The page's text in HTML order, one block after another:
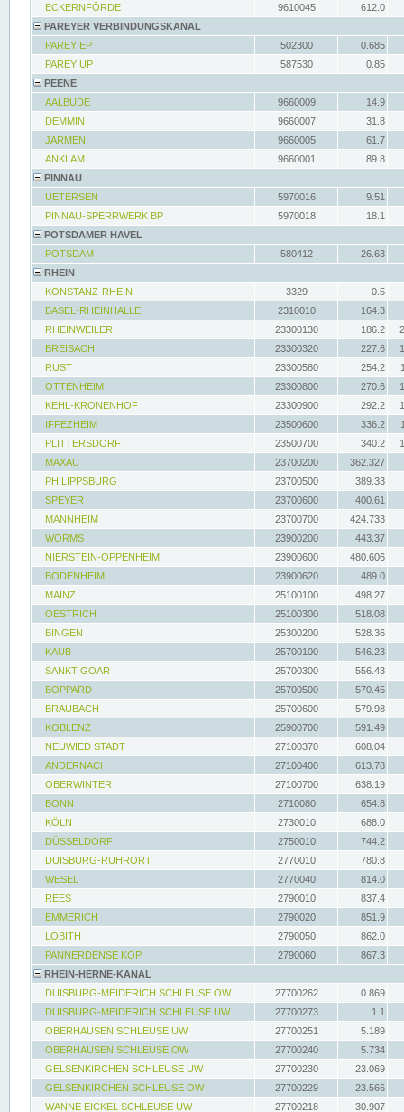
ECKERNFÖRDE
9610045
612.0
PAREYER VERBINDUNGSKANAL
PAREY EP
502300
0.685
PAREY UP
587530
0.85
PEENE
AALBUDE
9660009
14.9
DEMMIN
9660007
31.8
JARMEN
9660005
61.7
ANKLAM
9660001
89.8
PINNAU
UETERSEN
5970016
9.51
PINNAU-SPERRWERK BP
5970018
18.1
POTSDAMER HAVEL
POTSDAM
580412
26.63
RHEIN
KONSTANZ-RHEIN
3329
0.5
BASEL-RHEINHALLE
2310010
164.3
RHEINWEILER
23300130 186.2
BREISACH
23300320 227.6
RUST
23300580 254.2
OTTENHEIM
23300800 270.6
KEHL-KRONENHOF
23300900 292.2
IFFEZHEIM
23500600 336.2
PLITTERSDORF
23500700 340.2
MAXAU
23700200
362.327
PHILIPPSBURG
23700500
389.33
SPEYER
23700600
400.61
MANNHEIM
23700700
424.733
WORMS
23900200
443.37
NIERSTEIN-OPPENHEIM
23900600
480.606
BODENHEIM
23900620
489.0
MAINZ
25100100
498.27
OESTRICH
25100300
518.08
BINGEN
25300200
528.36
KAUB
25700100
546.23
SANKT GOAR
25700300
556.43
BOPPARD
25700500
570.45
BRAUBACH
25700600
579.98
KOBLENZ
25900700
591.49
NEUWIED STADT
27100370
608.04
ANDERNACH
27100400
613.78
OBERWINTER
27100700
638.19
BONN
2710080
654.8
KÖLN
2730010
688.0
DÜSSELDORF
2750010
744.2
DUISBURG-RUHRORT
2770010
780.8
WESEL
2770040
814.0
REES
2790010
837.4
EMMERICH
2790020
851.9
LOBITH
2790050
862.0
PANNERDENSE KOP
2790060
867.3
RHEIN-HERNE-KANAL
DUISBURG-MEIDERICH SCHLEUSE OW
27700262
0.869
DUISBURG-MEIDERICH SCHLEUSE UW
27700273
1.1
OBERHAUSEN SCHLEUSE UW
27700251
5.189
OBERHAUSEN SCHLEUSE OW
27700240
5.734
GELSENKIRCHEN SCHLEUSE UW
27700230
23.069
GELSENKIRCHEN SCHLEUSE OW
27700229
23.566
WANNE EICKEL SCHLEUSE UW
27700218
30.907